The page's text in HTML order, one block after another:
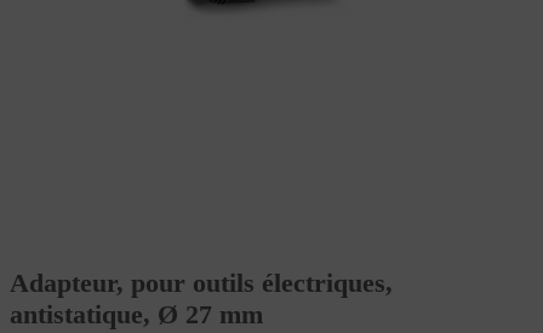
Adapteur, pour outils électriques,
antistatique, Ø 27 mm